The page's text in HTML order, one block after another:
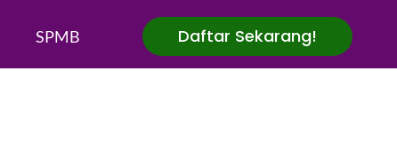
SPMB Daftar Sekarang!